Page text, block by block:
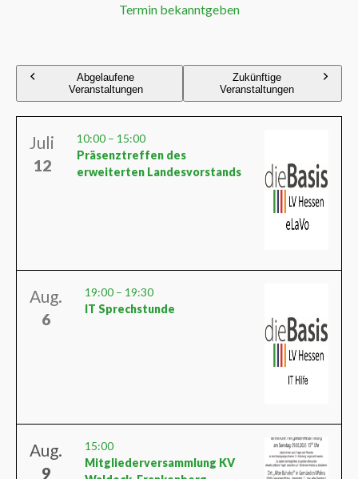
Termin bekanntgeben
Abgelaufene
Veranstaltungen
Zukünftige
Veranstaltungen
Juli
12
10:00 – 15:00
Präsenztreffen des
erweiterten Landesvorstands
Aug.
6
19:00 – 19:30
IT Sprechstunde
Aug.
9
15:00
Mitgliederversammlung KV